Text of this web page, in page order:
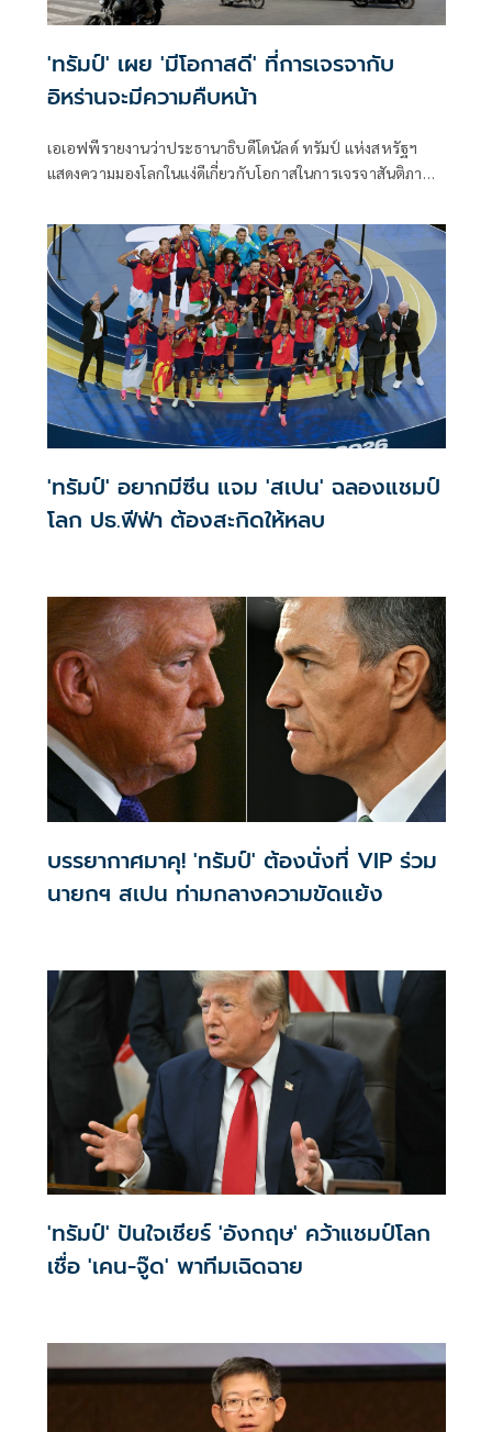
'ทรัมป์' เผย 'มีโอกาสดี' ที่การเจรจากับ
อิหร่านจะมีความคืบหน้า
เอเอฟพีรายงานว่าประธานาธิบดีโดนัลด์ ทรัมป์ แห่งสหรัฐฯ
แสดงความมองโลกในแง่ดีเกี่ยวกับโอกาสในการเจรจาสันติภาพ
ที่สามติดต่อกัน
'ทรัมป์' อยากมีซีน แจม 'สเปน' ฉลองแชมป์
โลก ปธ.ฟีฟ่า ต้องสะกิดให้หลบ
บรรยากาศมาคุ! 'ทรัมป์' ต้องนั่งที่ VIP ร่วม
นายกฯ สเปน ท่ามกลางความขัดแย้ง
'ทรัมป์' ปันใจเชียร์ 'อังกฤษ' คว้าแชมป์โลก
เชื่อ 'เคน-จู๊ด' พาทีมเฉิดฉาย